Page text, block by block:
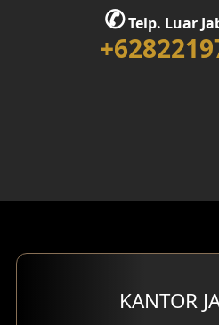
Desain Ruang
Desain Rumah 4
✆Telp. Luar
KANTOR